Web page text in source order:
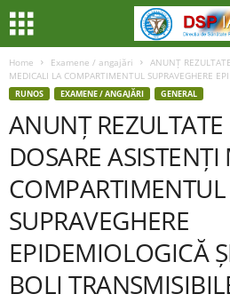
Home Examene / angajări
ANUNȚ
MEDICALI LA COMPARTIMENTUL SUPRAVEGHERE
RUNOS EXAMENE / ANGAJĂRI GENERAL
ANUNȚ REZULTATE
DOSARE
COMPARTIMENTUL
SUPRAVEGHERE
EPIDEMIOLOGICĂ
BOLI